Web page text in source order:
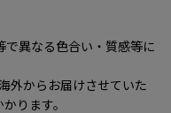
で異なる色合い・質感等に
外からお届けさせていた
ります。